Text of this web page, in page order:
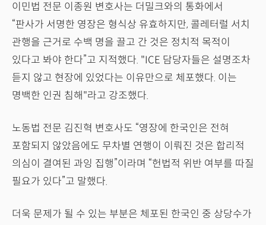
이민법 전문 이종원 변호사는 더밀크와의 통화에서
“판사가 서명한 영장은 형식상 유효하지만, 콜레터럴 서치
관행을 근거로 수백 명을 끌고 간 것은 정치적 목적이
있다고 봐야 한다”고 지적했다. "ICE 담당자들은 설명조차
듣지 않고 현장에 있었다는 이유만으로 체포했다. 이는
명백한 인권 침해"라고 강조했다.
노동법 전문 김진혁 변호사도 “영장에 한국인은 전혀
포함되지 않았음에도 무차별 연행이 이뤄진 것은 합리적
의심이 결여된 과잉 집행”이라며 “헌법적 위반 여부를 따질
필요가 있다”고 말했다.
더욱 문제가 될 수 있는 부분은 체포된 한국인 중 상당수가